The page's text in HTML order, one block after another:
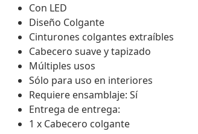
Con LED
Diseño Colgante
Cinturones colgantes extraíbles
Cabecero suave y tapizado
Múltiples usos
Sólo para uso en interiores
Requiere ensamblaje: Sí
Entrega de entrega:
1 x Cabecero colgante